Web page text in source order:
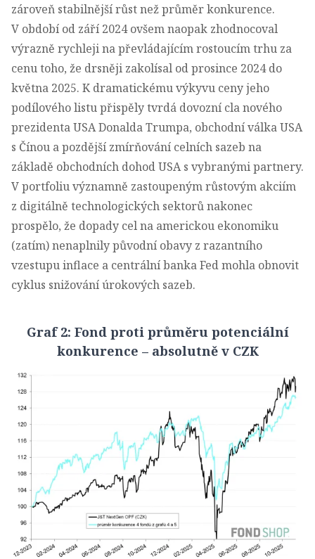
zároveň stabilnější růst než průměr konkurence.
V období od září 2024 ovšem naopak zhodnocoval
výrazně rychleji na převládajícím rostoucím trhu za
cenu toho, že drsněji zakolísal od prosince 2024 do
května 2025. K dramatickému výkyvu ceny jeho
podílového listu přispěly tvrdá dovozní cla nového
prezidenta USA Donalda Trumpa, obchodní válka USA
s Čínou a pozdější zmírňování celních sazeb na
základě obchodních dohod USA s vybranými partnery.
V portfoliu významně zastoupeným růstovým akciím
z digitálně technologických sektorů nakonec
prospělo, že dopady cel na americkou ekonomiku
(zatím) nenaplnily původní obavy z razantního
vzestupu inflace a centrální banka Fed mohla obnovit
cyklus snižování úrokových sazeb.
Graf 2: Fond proti průměru potenciální
konkurence – absolutně v CZK